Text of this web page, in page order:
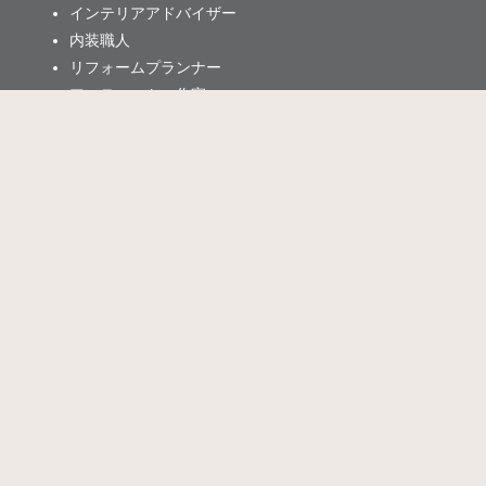
インテリアアドバイザー
内装職人
リフォームプランナー
アーティスト・作家